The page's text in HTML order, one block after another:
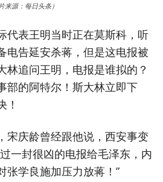
片来源：每日头条）
代表王明当时正在莫斯科，听
电告延安杀蒋，但是这电报被
林追问王明，电报是谁拟的？
部的阿特尔！斯大林立即下
！
宋庆龄曾经跟他说，西安事变
一封很凶的电报给毛泽东，内
张学良施加压力放蒋！”